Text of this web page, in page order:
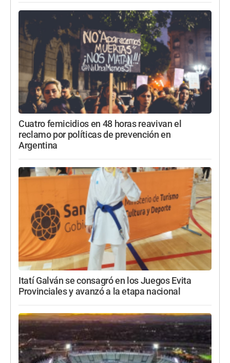
Cuatro femicidios en 48 horas reavivan el
reclamo por políticas de prevención en
Argentina
Itatí Galván se consagró en los Juegos Evita
Provinciales y avanzó a la etapa nacional